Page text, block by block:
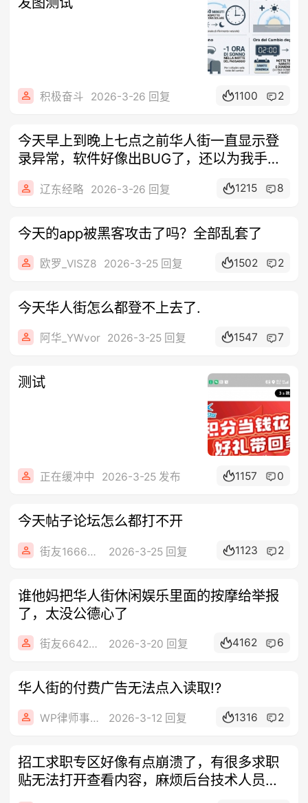
积极奋斗 2026-3-26 回复 1100 2
今天早上到晚上七点之前华人街一直显示登
录异常，软件好像出BUG了，还以为我手机
出
辽东经略 2026-3-26 回复 1215 8
今天的app被黑客攻击了吗？全部乱套了
欧罗_VISZ8 2026-3-25 回复 1502 2
今天华人街怎么都登不上去了.
阿华_YWvor 2026-3-25 回复 1547 7
测试
正在缓冲中 2026-3-25 发布 1157 0
今天帖子论坛怎么都打不开
街友16668646 2026-3-25 回复 1123 2
谁他妈把华人街休闲娱乐里面的按摩给举报
了，太没公德心了
街友66421554 2026-3-20 回复 4162 6
华人街的付费广告无法点入读取!?
WP律师事务所 2026-3-12 回复 1316 2
招工求职专区好像有点崩溃了，有很多求职
贴无法打开查看内容，麻烦后台技术人员处
理一